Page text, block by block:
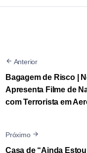
Anterior
Bagagem de Risco |
Apresenta Filme de
com Terrorista em
Próximo
Casa de “Ainda